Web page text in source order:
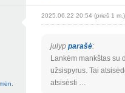
2025.06.22 20:54 (prieš 1 m.)
julyp parašė:
Lankėm mankštas su
užsispyrus. Tai
atsisėsti …